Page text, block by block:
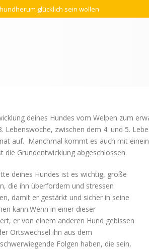
glücklich sein wollen
deines Hundes vom Welpen zum
Lebenswoche, zwischen dem 4. und 5.
auf. Manchmal kommt es auch mit
die Grundentwicklung abgeschlossen.
deines Hundes ist es wichtig, große
die ihn überfordern und stressen
damit er gestärkt und sicher in seine
kann.Wenn in einer dieser
er von einem anderen Hund gebissen
Ortswechsel ihn aus dem
Folgen haben, die sein,